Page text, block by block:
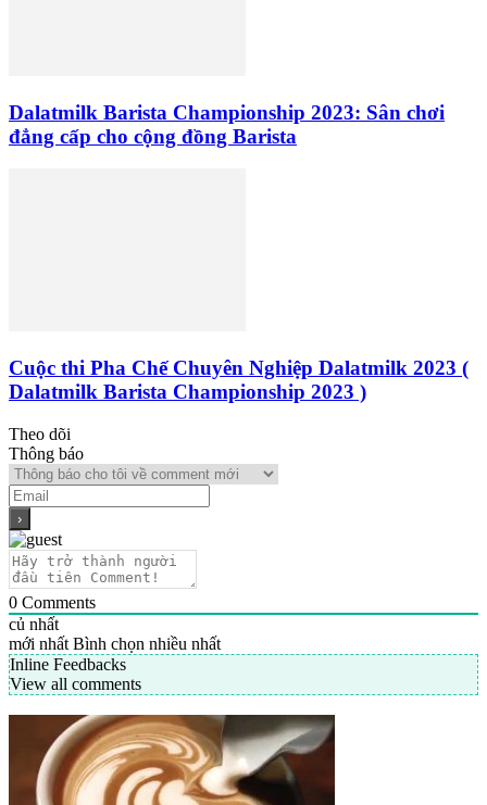
Dalatmilk Barista Championship 2023: Sân chơi
đẳng cấp cho cộng đồng Barista
Cuộc thi Pha Chế Chuyên Nghiệp Dalatmilk 2023 (
Dalatmilk Barista Championship 2023 )
Theo dõi
Thông báo
0 Comments
củ nhất
mới nhất Bình chọn nhiều nhất
Inline Feedbacks
View all comments